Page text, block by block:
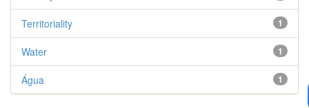
1
Territoriality
1
Water
1
Água